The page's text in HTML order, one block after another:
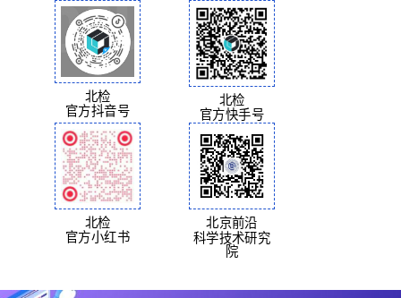
北检
官方抖音号
北检
官方快手号
北检
官方小红书
北京前沿
科学技术研究
院